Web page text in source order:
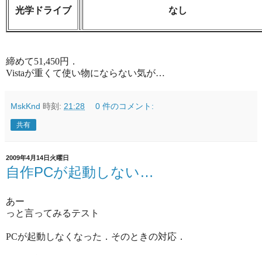
光学ドライブ なし
締めて51,450円．
Vistaが重くて使い物にならない気が…
MskKnd 時刻: 21:28 0 件のコメント:
共有
2009年4月14日火曜日
自作PCが起動しない…
あー
っと言ってみるテスト
PCが起動しなくなった．そのときの対応．